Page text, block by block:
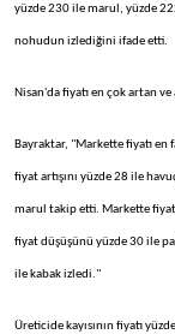
yüzde 230 ile marul, yüzde
nohudun izlediğini ifade etti.
Nisan'da fiyatı en çok artan
Bayraktar, "Markette fiyatı
fiyat artışını yüzde 28 ile
marul takip etti. Markette
fiyat düşüşünü yüzde 30 ile
ile kabak izledi."
Üreticide kayısının fiyatı